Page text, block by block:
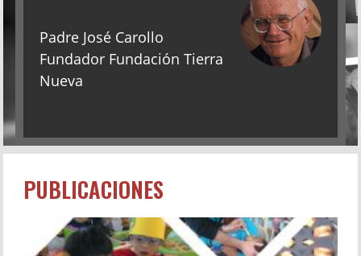
Padre José Carollo
Fundador Fundación Tierra
Nueva
PUBLICACIONES